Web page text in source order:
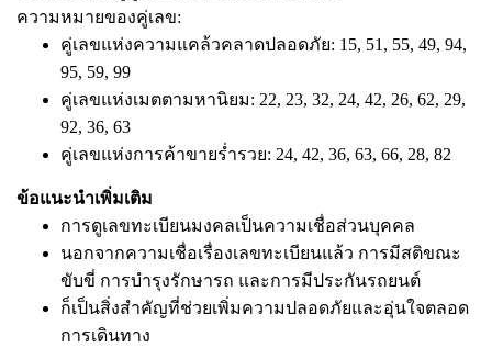
ความหมายของคู่เลข:
คู่เลขแห่งความแคล้วคลาดปลอดภัย: 15, 51, 55, 49, 94,
95, 59, 99
คู่เลขแห่งเมตตามหานิยม: 22, 23, 32, 24, 42, 26, 62, 29,
92, 36, 63
คู่เลขแห่งการค้าขายร่ำรวย: 24, 42, 36, 63, 66, 28, 82
ข้อแนะนำเพิ่มเติม
การดูเลขทะเบียนมงคลเป็นความเชื่อส่วนบุคคล
นอกจากความเชื่อเรื่องเลขทะเบียนแล้ว การมีสติขณะ
ขับขี่ การบำรุงรักษารถ และการมีประกันรถยนต์
ก็เป็นสิ่งสำคัญที่ช่วยเพิ่มความปลอดภัยและอุ่นใจตลอด
การเดินทาง